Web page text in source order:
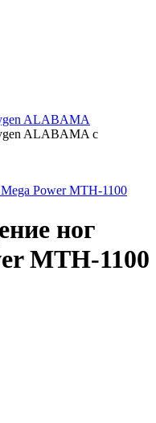
ALABAMA
ALABAMA с
ног
MTH-1100